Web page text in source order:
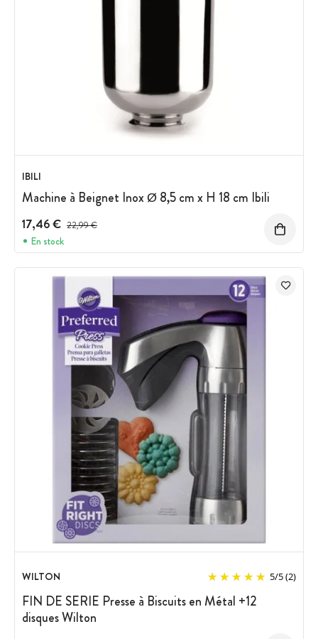
IBILI
Machine à Beignet Inox Ø 8,5 cm x H 18 cm Ibili
17,46 € Prix avant réduction :
22,99 €
En stock
WILTON 5/5(2)
FIN DE SERIE Presse à Biscuits en Métal +12
disques Wilton